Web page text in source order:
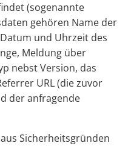
(sogenannte
gehören Name der
und Uhrzeit des
Meldung über
nebst Version, das
URL (die zuvor
der anfragende
Sicherheitsgründen